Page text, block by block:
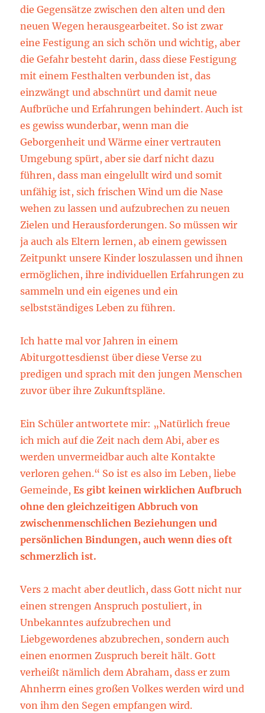
die Gegensätze zwischen den alten und den
neuen Wegen herausgearbeitet. So ist zwar
eine Festigung an sich schön und wichtig, aber
die Gefahr besteht darin, dass diese Festigung
mit einem Festhalten verbunden ist, das
einzwängt und abschnürt und damit neue
Aufbrüche und Erfahrungen behindert. Auch ist
es gewiss wunderbar, wenn man die
Geborgenheit und Wärme einer vertrauten
Umgebung spürt, aber sie darf nicht dazu
führen, dass man eingelullt wird und somit
unfähig ist, sich frischen Wind um die Nase
wehen zu lassen und aufzubrechen zu neuen
Zielen und Herausforderungen. So müssen wir
ja auch als Eltern lernen, ab einem gewissen
Zeitpunkt unsere Kinder loszulassen und ihnen
ermöglichen, ihre individuellen Erfahrungen zu
sammeln und ein eigenes und ein
selbstständiges Leben zu führen.
Ich hatte mal vor Jahren in einem
Abiturgottesdienst über diese Verse zu
predigen und sprach mit den jungen Menschen
zuvor über ihre Zukunftspläne.
Ein Schüler antwortete mir: „Natürlich freue
ich mich auf die Zeit nach dem Abi, aber es
werden unvermeidbar auch alte Kontakte
verloren gehen.“ So ist es also im Leben, liebe
Gemeinde,Es gibt keinen wirklichen Aufbruch
ohne den gleichzeitigen Abbruch von
zwischenmenschlichen Beziehungen und
persönlichen Bindungen, auch wenn dies oft
schmerzlich ist.
Vers 2 macht aber deutlich, dass Gott nicht nur
einen strengen Anspruch postuliert, in
Unbekanntes aufzubrechen und
Liebgewordenes abzubrechen, sondern auch
einen enormen Zuspruch bereit hält. Gott
verheißt nämlich dem Abraham, dass er zum
Ahnherrn eines großen Volkes werden wird und
von ihm den Segen empfangen wird.